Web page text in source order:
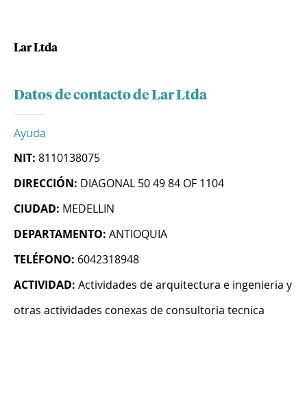
Lar Ltda
Datos de contacto de Lar Ltda
Ayuda
NIT: 8110138075
DIRECCIÓN: DIAGONAL 50 49 84 OF 1104
CIUDAD: MEDELLIN
DEPARTAMENTO: ANTIOQUIA
TELÉFONO: 6042318948
ACTIVIDAD: Actividades de arquitectura e ingenieria y
otras actividades conexas de consultoria tecnica